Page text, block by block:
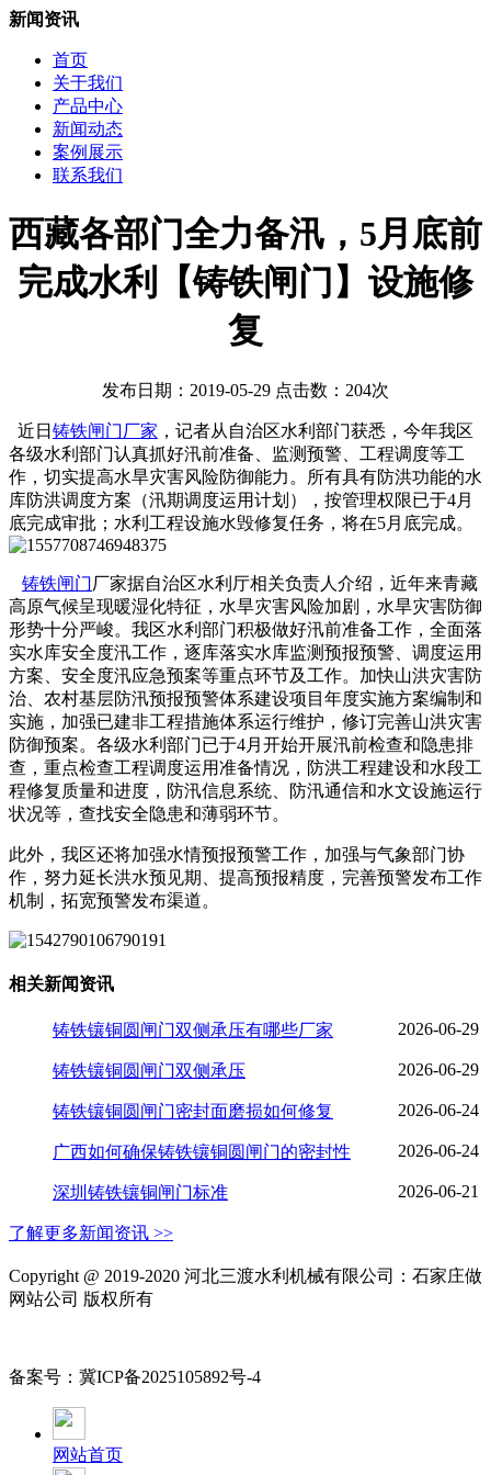
新闻资讯
首页
关于我们
产品中心
新闻动态
案例展示
联系我们
西藏各部门全力备汛，5月底前
完成水利【铸铁闸门】设施修
复
发布日期：2019-05-29 点击数：204次
近日 铸铁闸门厂家 ，记者从自治区水利部门获悉，今年我区
各级水利部门认真抓好汛前准备、监测预警、工程调度等工
作，切实提高水旱灾害风险防御能力。所有具有防洪功能的水
库防洪调度方案（汛期调度运用计划），按管理权限已于4月
底完成审批；水利工程设施水毁修复任务，将在5月底完成。
铸铁闸门厂家据自治区水利厅相关负责人介绍，近年来青藏
高原气候呈现暖湿化特征，水旱灾害风险加剧，水旱灾害防御
形势十分严峻。我区水利部门积极做好汛前准备工作，全面落
实水库安全度汛工作，逐库落实水库监测预报预警、调度运用
方案、安全度汛应急预案等重点环节及工作。加快山洪灾害防
治、农村基层防汛预报预警体系建设项目年度实施方案编制和
实施，加强已建非工程措施体系运行维护，修订完善山洪灾害
防御预案。各级水利部门已于4月开始开展汛前检查和隐患排
查，重点检查工程调度运用准备情况，防洪工程建设和水段工
程修复质量和进度，防汛信息系统、防汛通信和水文设施运行
状况等，查找安全隐患和薄弱环节。
此外，我区还将加强水情预报预警工作，加强与气象部门协
作，努力延长洪水预见期、提高预报精度，完善预警发布工作
机制，拓宽预警发布渠道。
相关新闻资讯
铸铁镶铜圆闸门双侧承压有哪些厂家 2026-06-29
铸铁镶铜圆闸门双侧承压 2026-06-29
铸铁镶铜圆闸门密封面磨损如何修复 2026-06-24
广西如何确保铸铁镶铜圆闸门的密封性 2026-06-24
深圳铸铁镶铜闸门标准 2026-06-21
了解更多新闻资讯 >>
Copyright @ 2019-2020 河北三渡水利机械有限公司：石家庄做
网站公司 版权所有
备案号：冀ICP备2025105892号-4
网站首页